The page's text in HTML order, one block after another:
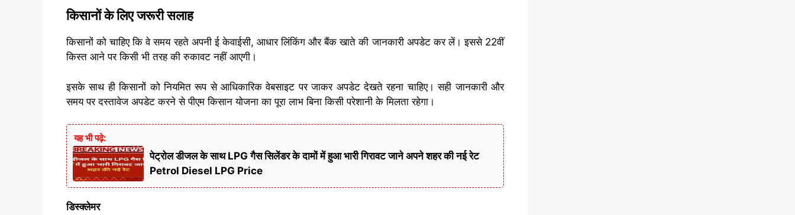
किसानों के लिए जरूरी सलाह
किसानों को चाहिए कि वे समय रहते अपनी ई केवाईसी, आधार लिंकिंग और बैंक खाते की जानकारी अपडेट कर लें। इससे 22वीं
किस्त आने पर किसी भी तरह की रुकावट नहीं आएगी।
इसके साथ ही किसानों को नियमित रूप से आधिकारिक वेबसाइट पर जाकर अपडेट देखते रहना चाहिए। सही जानकारी और
समय पर दस्तावेज अपडेट करने से पीएम किसान योजना का पूरा लाभ बिना किसी परेशानी के मिलता रहेगा।
यह भी पढ़े:
पेट्रोल डीजल के साथ LPG गैस सिलेंडर के दामों में हुआ भारी गिरावट जाने अपने शहर की नई रेट
Petrol Diesel LPG Price
डिस्क्लेमर